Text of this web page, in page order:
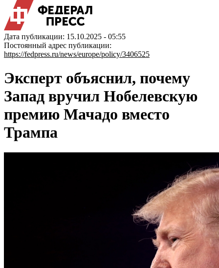
Дата публикации: 15.10.2025 - 05:55
Постоянный адрес публикации:
https://fedpress.ru/news/europe/policy/3406525
Эксперт объяснил, почему
Запад вручил Нобелевскую
премию Мачадо вместо
Трампа